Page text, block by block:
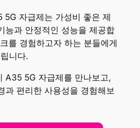
5G 자급제는 가성비 좋은 제
능과 안정적인 성능을 제공합
를 경험하고자 하는 분들에게
니다.
A35 5G 자급제를 만나보고,
과 편리한 사용성을 경험해보